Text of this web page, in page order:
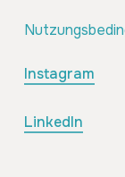
Instagram
LinkedIn